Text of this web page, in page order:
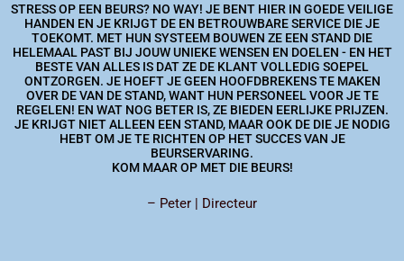
STRESS OP EEN BEURS? NO WAY! JE BENT HIER IN GOEDE VEILIGE
HANDEN EN JE KRIJGT DE EN BETROUWBARE SERVICE DIE JE
TOEKOMT. MET HUN SYSTEEM BOUWEN ZE EEN STAND DIE
HELEMAAL PAST BIJ JOUW UNIEKE WENSEN EN DOELEN - EN HET
BESTE VAN ALLES IS DAT ZE DE KLANT VOLLEDIG SOEPEL
ONTZORGEN. JE HOEFT JE GEEN HOOFDBREKENS TE MAKEN
OVER DE VAN DE STAND, WANT HUN PERSONEEL VOOR JE TE
REGELEN! EN WAT NOG BETER IS, ZE BIEDEN EERLIJKE PRIJZEN.
JE KRIJGT NIET ALLEEN EEN STAND, MAAR OOK DE DIE JE NODIG
HEBT OM JE TE RICHTEN OP HET SUCCES VAN JE
BEURSERVARING.
KOM MAAR OP MET DIE BEURS!
– Peter | Directeur